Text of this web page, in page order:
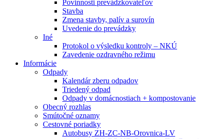
Povinnosti prevádzkovateľov
Stavba
Zmena stavby, palív a surovín
Uvedenie do prevádzky
Iné
Protokol o výsledku kontroly – NKÚ
Zavedenie ozdravného režimu
Informácie
Odpady
Kalendár zberu odpadov
Triedený odpad
Odpady v domácnostiach + kompostovanie
Obecný rozhlas
Smútočné oznamy
Cestovné poriadky
Autobusy ZH-ZC-NB-Orovnica-LV